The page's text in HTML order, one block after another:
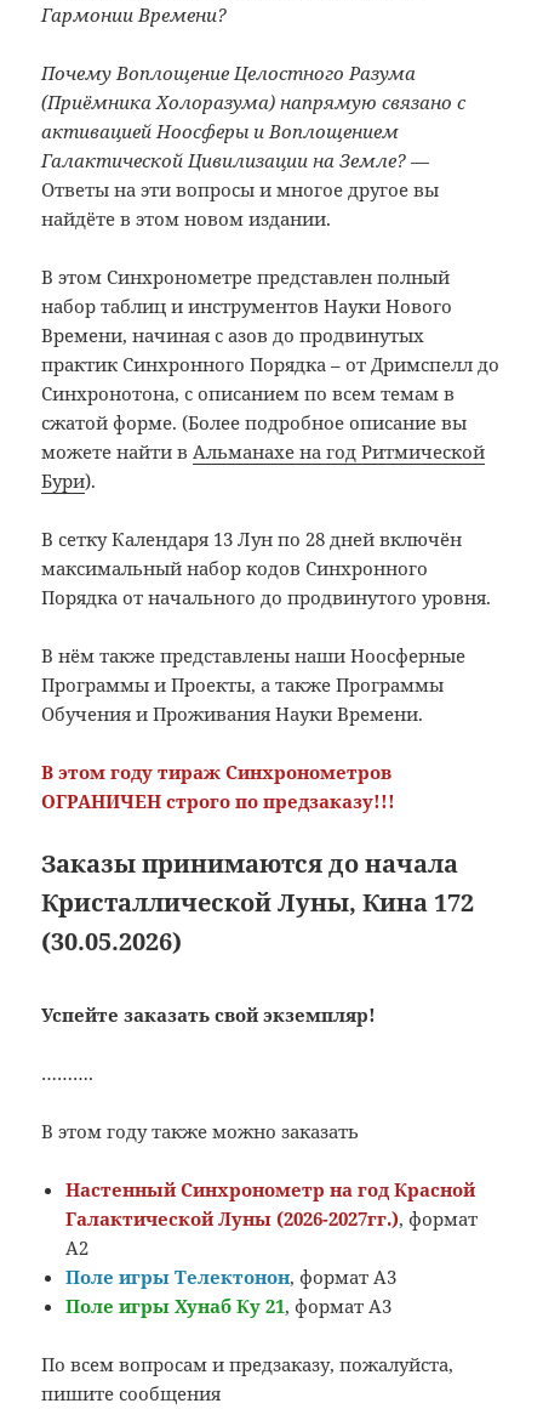
Гармонии Времени?
Почему Воплощение Целостного Разума
(Приёмника Холоразума) напрямую связано с
активацией Ноосферы и Воплощением
Галактической Цивилизации на Земле? —
Ответы на эти вопросы и многое другое вы
найдёте в этом новом издании.
В этом Синхронометре представлен полный
набор таблиц и инструментов Науки Нового
Времени, начиная с азов до продвинутых
практик Синхронного Порядка – от Дримспелл до
Синхронотона, с описанием по всем темам в
сжатой форме. (Более подробное описание вы
можете найти вАльманахе на год Ритмической
Бури).
В сетку Календаря 13 Лун по 28 дней включён
максимальный набор кодов Синхронного
Порядка от начального до продвинутого уровня.
В нём также представлены наши Ноосферные
Программы и Проекты, а также Программы
Обучения и Проживания Науки Времени.
В этом году тираж Синхронометров
ОГРАНИЧЕН строго по предзаказу!!!
Заказы принимаются до начала
Кристаллической Луны, Кина 172
(30.05.2026)
Успейте заказать свой экземпляр!
……….
В этом году также можно заказать
Настенный Синхронометр на год Красной
Галактической Луны (2026-2027гг.), формат
А2
Поле игры Телектонон, формат А3
Поле игры Хунаб Ку 21, формат А3
По всем вопросам и предзаказу, пожалуйста,
пишите сообщения